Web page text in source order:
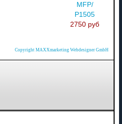
MFP/
P1505
2750 руб
Copyright MAXXmarketing Webdesigner GmbH